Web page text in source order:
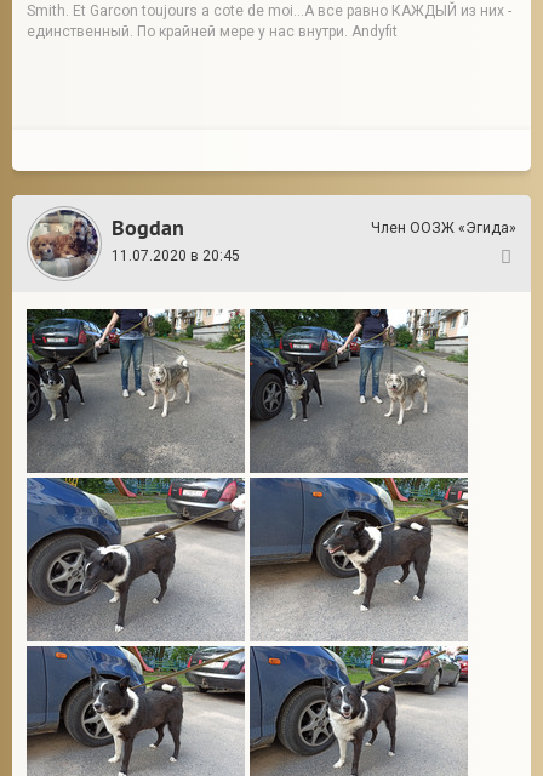
Smith. Et Garcon toujours a cote de moi...А все равно КАЖДЫЙ из них -
единственный. По крайней мере у нас внутри. Andyfit
Bogdan
Член ООЗЖ «Эгида»
11.07.2020 в 20:45